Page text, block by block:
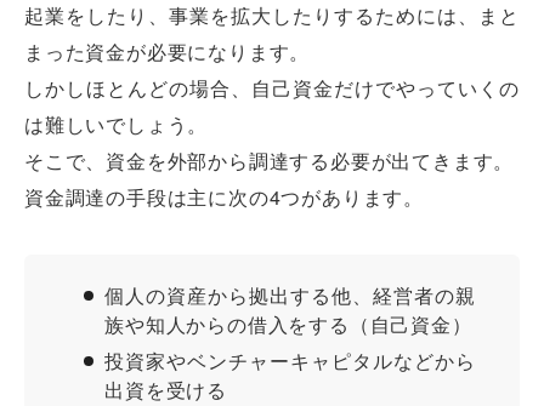
起業をしたり、事業を拡大したりするためには、まと
まった資金が必要になります。
しかしほとんどの場合、自己資金だけでやっていくの
は難しいでしょう。
そこで、資金を外部から調達する必要が出てきます。
資金調達の手段は主に次の4つがあります。
個人の資産から拠出する他、経営者の親
族や知人からの借入をする（自己資金）
投資家やベンチャーキャピタルなどから
出資を受ける